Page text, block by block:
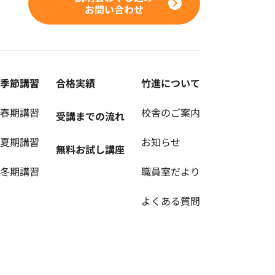
お問い合わせ
季節講習
春期講習
夏期講習
冬期講習
合格実績
受講までの流れ
無料お試し講座
竹進について
校舎のご案内
お知らせ
職員室だより
よくある質問